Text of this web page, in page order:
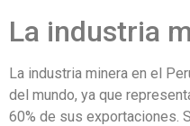
La industria
La industria minera en el
del mundo, ya que
60% de sus exportaciones.